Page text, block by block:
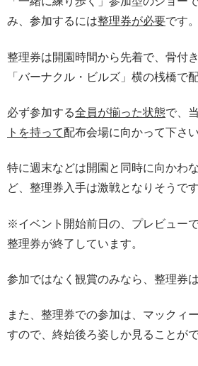
み、参加するには整理券が必要です。
整理券は開園時間から先着で、骨付
「バーナクル・ビルズ」横の桟橋で
必ず参加する全員が揃った状態で、
トを持って配布会場に向かって下さい
特に週末などは開園と同時に向かわ
ど、整理券入手は激戦となりそうです
※イベント開始前日の、プレビュー
整理券が終了しています。
参加ではなく観賞のみなら、整理券
また、整理券での参加は、マックィ
すので、終始後ろ姿しか見ることがで